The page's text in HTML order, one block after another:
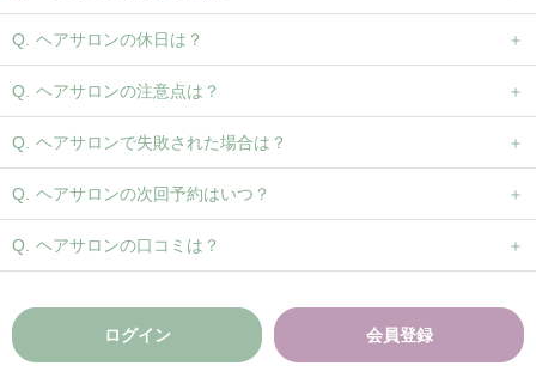
ヘアサロンの休日は？
ヘアサロンの注意点は？
ヘアサロンで失敗された場合は？
ヘアサロンの次回予約はいつ？
ヘアサロンの口コミは？
ログイン 会員登録